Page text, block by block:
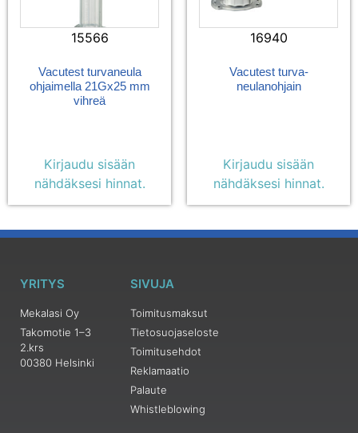
15566
Vacutest turvaneula
ohjaimella 21Gx25 mm
vihreä
Kirjaudu sisään
nähdäksesi hinnat.
16940
Vacutest turva-
neulanohjain
Kirjaudu sisään
nähdäksesi hinnat.
YRITYS
Mekalasi Oy
Takomotie 1–3
2.krs
00380 Helsinki
SIVUJA
Toimitusmaksut
Tietosuojaseloste
Toimitusehdot
Reklamaatio
Palaute
Whistleblowing